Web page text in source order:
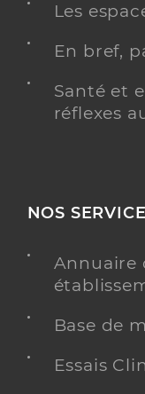
Les
En bref,
Santé et
réflexes
NOS
Annuaire
Base de
Essais